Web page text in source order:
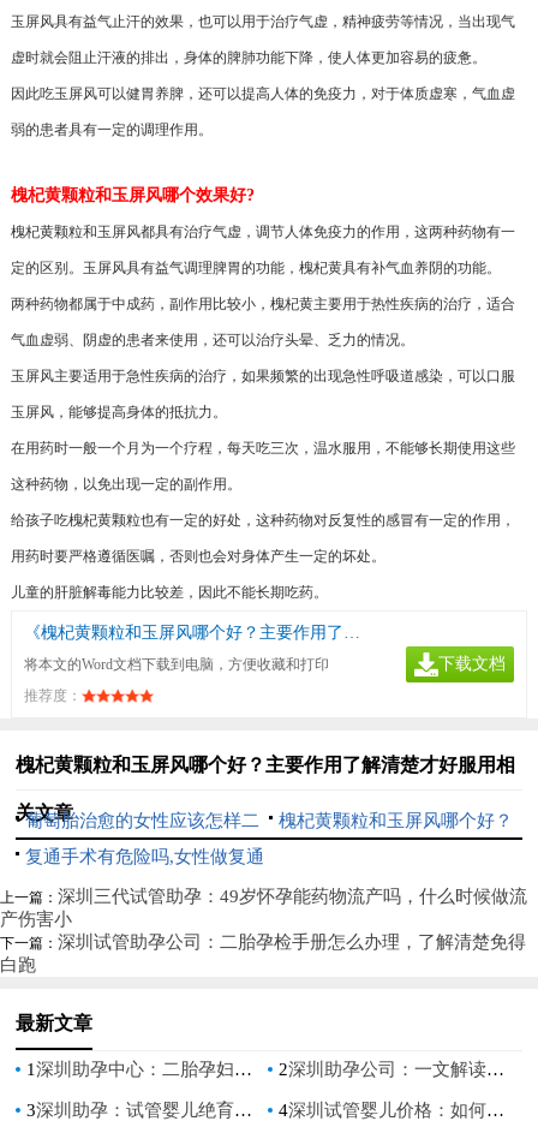
玉屏风具有益气止汗的效果，也可以用于治疗气虚，精神疲劳等情况，当出现气
虚时就会阻止汗液的排出，身体的脾肺功能下降，使人体更加容易的疲惫。
因此吃玉屏风可以健胃养脾，还可以提高人体的免疫力，对于体质虚寒，气血虚
弱的患者具有一定的调理作用。
槐杞黄颗粒和玉屏风哪个效果好?
槐杞黄颗粒和玉屏风都具有治疗气虚，调节人体免疫力的作用，这两种药物有一
定的区别。玉屏风具有益气调理脾胃的功能，槐杞黄具有补气血养阴的功能。
两种药物都属于中成药，副作用比较小，槐杞黄主要用于热性疾病的治疗，适合
气血虚弱、阴虚的患者来使用，还可以治疗头晕、乏力的情况。
玉屏风主要适用于急性疾病的治疗，如果频繁的出现急性呼吸道感染，可以口服
玉屏风，能够提高身体的抵抗力。
在用药时一般一个月为一个疗程，每天吃三次，温水服用，不能够长期使用这些
这种药物，以免出现一定的副作用。
给孩子吃槐杞黄颗粒也有一定的好处，这种药物对反复性的感冒有一定的作用，
用药时要严格遵循医嘱，否则也会对身体产生一定的坏处。
儿童的肝脏解毒能力比较差，因此不能长期吃药。
《槐杞黄颗粒和玉屏风哪个好？主要作用了解清楚才好服用》
将本文的Word文档下载到电脑，方便收藏和打印
推荐度：
下载文档
槐杞黄颗粒和玉屏风哪个好？主要作用了解清楚才好服用相
关文章
葡萄胎治愈的女性应该怎样二
次备孕？
槐杞黄颗粒和玉屏风哪个好？
复通手术有危险吗,女性做复通
手术好不好
上一篇： 深圳三代试管助孕：49岁怀孕能药物流产吗，什么时候做流
产伤害小
下一篇： 深圳试管助孕公司：二胎孕检手册怎么办理，了解清楚免得
白跑
最新文章
1深圳助孕中心：二胎孕妇患有妊娠糖尿病怎么办，对于准妈妈有什么危害 2深圳助孕公司：一文解读强的松保胎的原理，强的松的这5大功效不可不知
3深圳助孕：试管婴儿绝育，把生育控制权留在自己手里 4深圳试管婴儿价格：如何判断降调效果如何？主要看这些！